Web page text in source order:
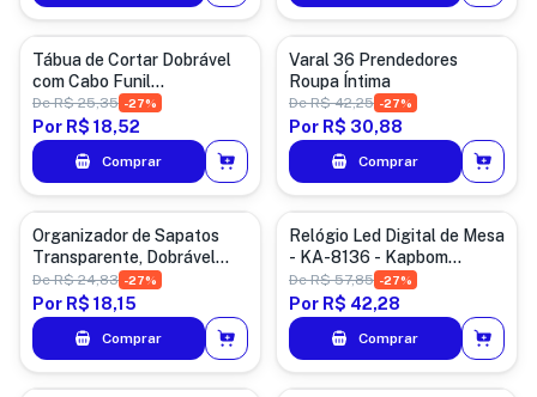
Utensílios de Casa
Tábua de Cortar Dobrável
com Cabo Funil
Polipropileno Flexível Livre
de BPA Antiderrapante cor
Laranja
DeR$ 25,35 -27%
Por R$ 18,52
Comprar
Lavanderia
Varal 36 Prendedores
Roupa Íntima
DeR$ 42,25 -27%
Por R$ 30,88
Comprar
Casa
Organizador de Sapatos
Transparente, Dobrável
com Zíper, Duplos
Compartimentos, Alças
Portáteis, 40x30x15cm
DeR$ 24,83 -27%
Por R$ 18,15
Comprar
Eletronicos
Relógio Led Digital de Mesa
- KA-8136 - Kapbom
UNICA
DeR$ 57,85 -27%
Por R$ 42,28
Comprar